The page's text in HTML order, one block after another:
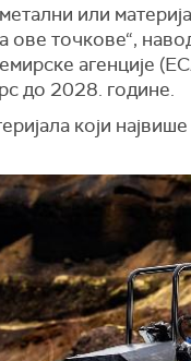
или
ове точкове“,
агенције
до 2028. године.
који